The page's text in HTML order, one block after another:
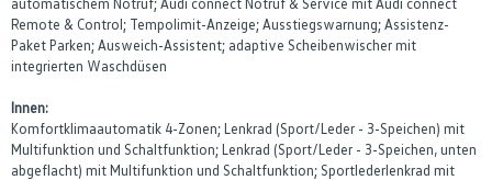
Remote & Control; Tempolimit-Anzeige; Ausstiegswarnung; Assistenz-
Paket Parken; Ausweich-Assistent; adaptive Scheibenwischer mit
integrierten Waschdüsen
Innen:
Komfortklimaautomatik 4-Zonen; Lenkrad (Sport/Leder - 3-Speichen) mit
Multifunktion und Schaltfunktion; Lenkrad (Sport/Leder - 3-Speichen, unten
abgeflacht) mit Multifunktion und Schaltfunktion; Sportlederlenkrad mit